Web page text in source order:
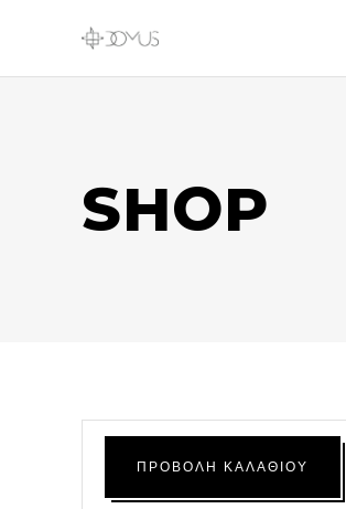
SHOP
ΠΡΟΒΟΛΉ ΚΑΛΑΘΙΟΎ